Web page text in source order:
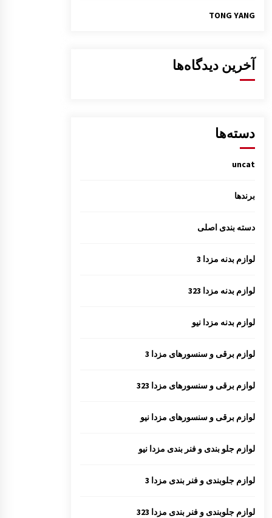
TONG YANG
آخرین دیدگاه‌ها
دسته‌ها
uncat
برندها
دسته بندی اصلی
لوازم بدنه مزدا 3
لوازم بدنه مزدا 323
لوازم بدنه مزدا نیو
لوازم برقی و سنسورهای مزدا 3
لوازم برقی و سنسورهای مزدا 323
لوازم برقی و سنسورهای مزدا نیو
لوازم جلو بندی و فنر بندی مزدا نیو
لوازم جلوبندی و فنر بندی مزدا 3
لوازم جلوبندی و فنر بندی مزدا 323